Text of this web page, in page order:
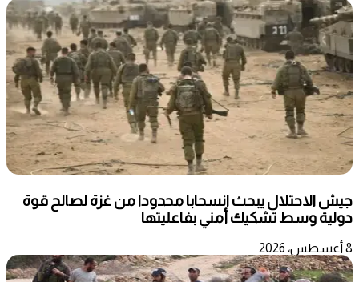
جيش الاحتلال يبحث انسحابا محدودا من غزة لصالح قوة
دولية وسط تشكيك أمني بفاعليتها
8 أغسطس، 2026